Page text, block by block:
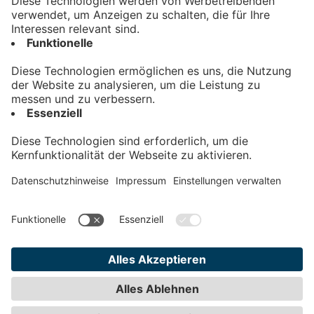
Kontakt
Impressum
Teilnahmebedingungen
Privatsphäre